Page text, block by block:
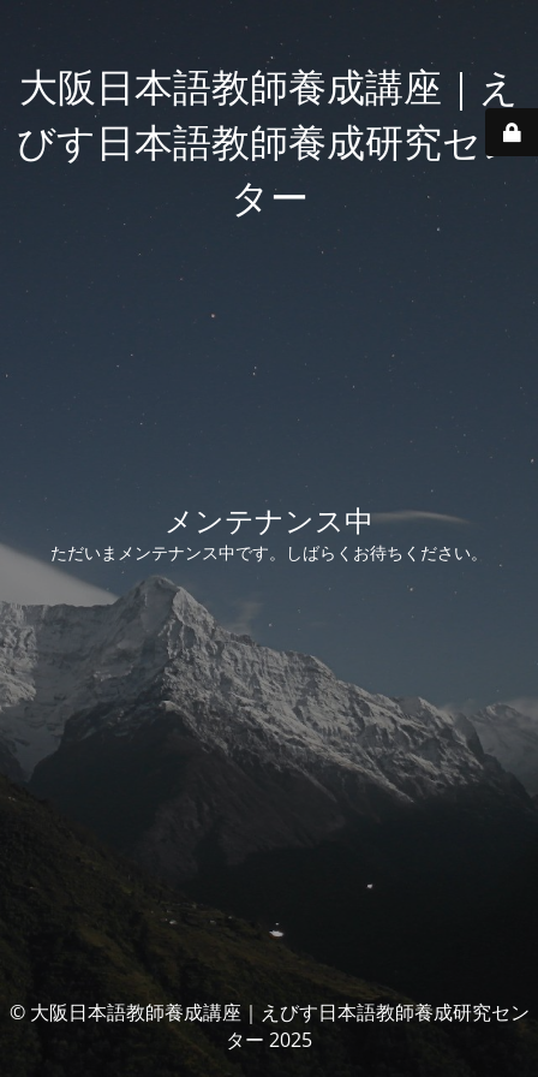
大阪日本語教師養成講座｜え
びす日本語教師養成研究セン
ター
メンテナンス中
ただいまメンテナンス中です。しばらくお待ちください。
© 大阪日本語教師養成講座｜えびす日本語教師養成研究セン
ター 2025